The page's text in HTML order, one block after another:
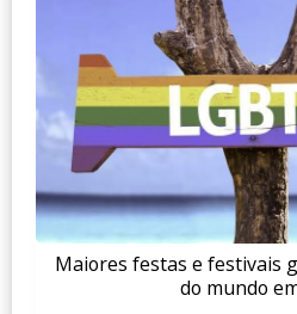
Maiores festas e festivais
do mundo